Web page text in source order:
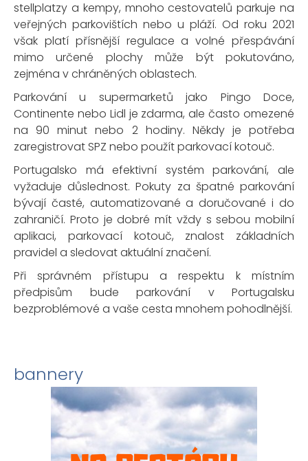
stellplatzy a kempy, mnoho cestovatelů parkuje na
veřejných parkovištích nebo u pláží. Od roku 2021
však platí přísnější regulace a volné přespávání
mimo určené plochy může být pokutováno,
zejména v chráněných oblastech.
Parkování u supermarketů jako Pingo Doce,
Continente nebo Lidl je zdarma, ale často omezené
na 90 minut nebo 2 hodiny. Někdy je potřeba
zaregistrovat SPZ nebo použít parkovací kotouč.
Portugalsko má efektivní systém parkování, ale
vyžaduje důslednost. Pokuty za špatné parkování
bývají časté, automatizované a doručované i do
zahraničí. Proto je dobré mít vždy s sebou mobilní
aplikaci, parkovací kotouč, znalost základních
pravidel a sledovat aktuální značení.
Při správném přístupu a respektu k místním
předpisům bude parkování v Portugalsku
bezproblémové a vaše cesta mnohem pohodlnější.
bannery